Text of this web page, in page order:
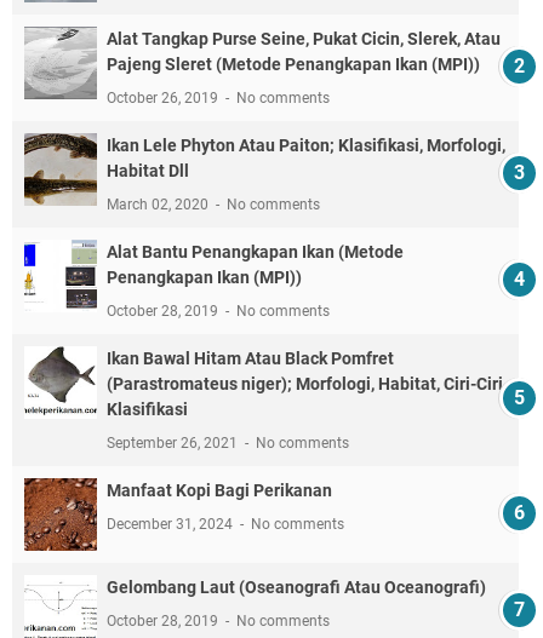
Alat Tangkap Purse Seine, Pukat Cicin, Slerek, Atau
Pajeng Sleret (Metode Penangkapan Ikan (MPI))
October 26, 2019 No comments
Ikan Lele Phyton Atau Paiton; Klasifikasi, Morfologi,
Habitat Dll
March 02, 2020 No comments
Alat Bantu Penangkapan Ikan (Metode
Penangkapan Ikan (MPI))
October 28, 2019 No comments
Ikan Bawal Hitam Atau Black Pomfret
(Parastromateus niger); Morfologi, Habitat, Ciri-Ciri,
Klasifikasi
September 26, 2021 No comments
Manfaat Kopi Bagi Perikanan
December 31, 2024 No comments
Gelombang Laut (Oseanografi Atau Oceanografi)
October 28, 2019 No comments